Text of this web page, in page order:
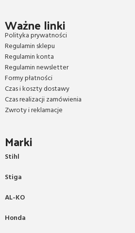
Ważne linki
Polityka prywatności
Regulamin sklepu
Regulamin konta
Regulamin newsletter
Formy płatności
Czas i koszty dostawy
Czas realizacji zamówienia
Zwroty i reklamacje
Marki
Stihl
Stiga
AL-KO
Honda